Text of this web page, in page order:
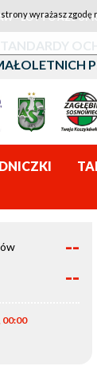
- LOTTO AZS
--
--
00:00
wyrażasz